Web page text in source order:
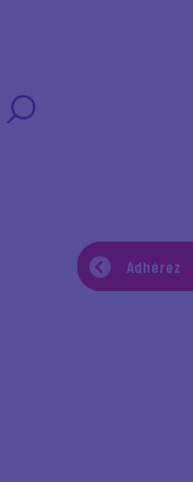
Adherez
Adhérez